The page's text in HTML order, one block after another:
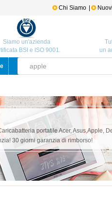
Chi Siamo
Siamo un'azienda
BSI e ISO 9001.
un
portatile Acer, Asus,Apple,
30 giorni garanzia di rimborso!